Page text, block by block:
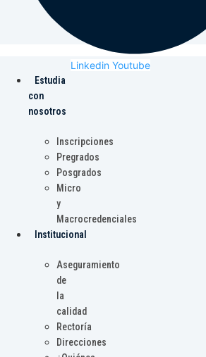
Linkedin Youtube
Estudia
con
nosotros
Inscripciones
Pregrados
Posgrados
Micro
y
Macrocredenciales
Institucional
Aseguramiento
de
la
calidad
Rectoría
Direcciones